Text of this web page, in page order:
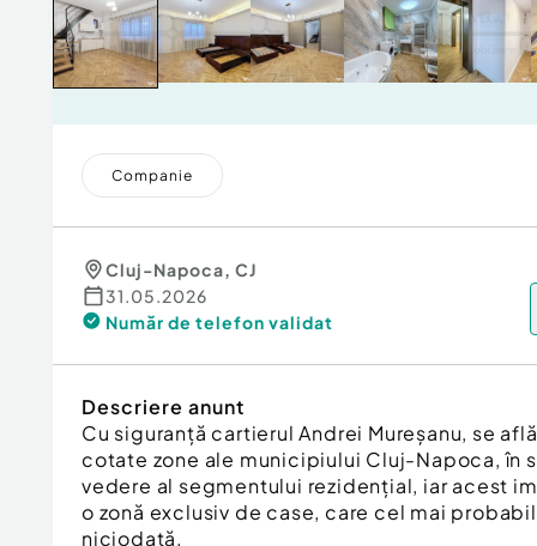
Companie
Cluj-Napoca, CJ
31.05.2026
Număr de telefon validat
Descriere anunt
Cu siguranță cartierul Andrei Mureșanu, se
cotate zone ale municipiului Cluj-Napoca, în
vedere al segmentului rezidențial, iar acest
o zonă exclusiv de case, care cel mai
niciodată.